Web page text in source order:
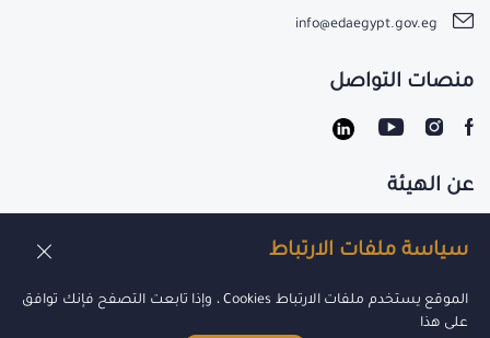
سياسة ملفات الارتباط
الموقع يستخدم ملفات الارتباط Cookies ، وإذا تابعت التصفح فإنك توافق
على هذا
عن الهيئة
info@edaegypt.gov.eg
منصات التواصل